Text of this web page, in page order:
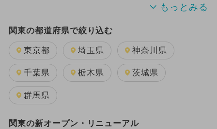
2024年のイベント
週末イベント関東パック 夏休み
日帰り 雨の日OK キャラクター
GW(ゴールデンウィーク)
関東の都道府県で絞り込む
東京都 埼玉県 神奈川県
千葉県 栃木県 茨城県
群馬県
関東の新オープン・リニューアル